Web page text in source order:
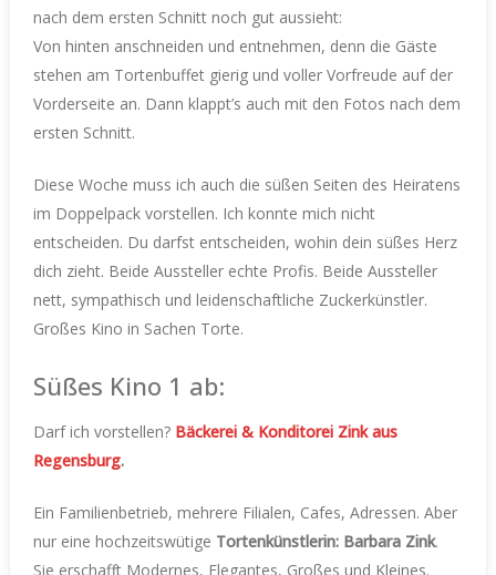
nach dem ersten Schnitt noch gut aussieht:
Von hinten anschneiden und entnehmen, denn die Gäste
stehen am Tortenbuffet gierig und voller Vorfreude auf der
Vorderseite an. Dann klappt’s auch mit den Fotos nach dem
ersten Schnitt.
Diese Woche muss ich auch die süßen Seiten des Heiratens
im Doppelpack vorstellen. Ich konnte mich nicht
entscheiden. Du darfst entscheiden, wohin dein süßes Herz
dich zieht. Beide Aussteller echte Profis. Beide Aussteller
nett, sympathisch und leidenschaftliche Zuckerkünstler.
Großes Kino in Sachen Torte.
Süßes Kino 1 ab:
Darf ich vorstellen? Bäckerei & Konditorei Zink aus
Regensburg.
Ein Familienbetrieb, mehrere Filialen, Cafes, Adressen. Aber
nur eine hochzeitswütige Tortenkünstlerin: Barbara Zink.
Sie erschafft Modernes, Elegantes, Großes und Kleines.